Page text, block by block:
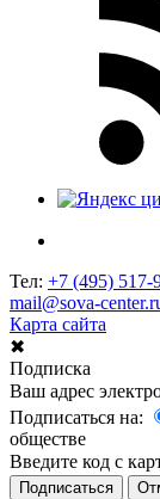
Тел: +7 (495) 517-
mail@sova-
Карта сайта
✖
Подписка
Ваш адрес
Подписаться на:
обществе
Введите код с
Подписаться